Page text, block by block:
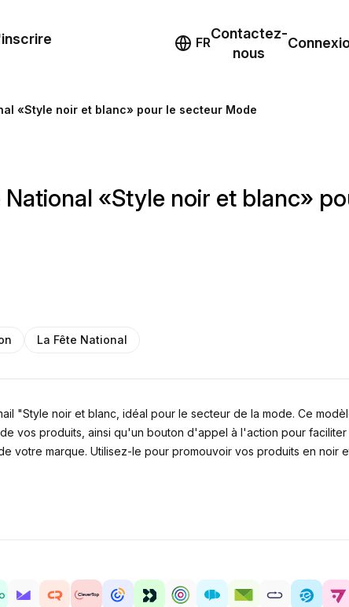
FR
Contactez-
nous
«Style noir et blanc» pour le secteur Mode
«Style noir et blanc»
La Fête National
"Style noir et blanc, idéal pour le secteur de la mode. Ce
vos produits, ainsi qu'un bouton d'appel à l'action pour
votre marque. Utilisez-le pour promouvoir vos produits en noir